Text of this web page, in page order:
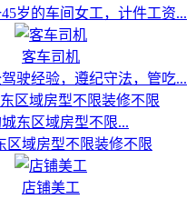
岁的车间女工，计件工资...
客车司机
驶经验，遵纪守法，管吃...
东区域房型不限...
区域房型不限装修不限
店铺美工